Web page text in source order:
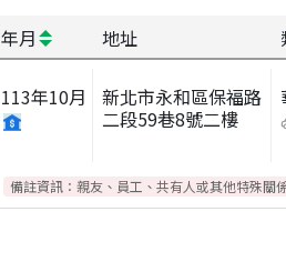
年月 地址
113年10月
新北市永和區保福路
二段59巷8號二樓
備註資訊： 親友、員工、共有人或其他特殊關